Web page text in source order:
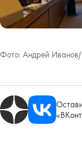
Фото: Андрей Иванов/